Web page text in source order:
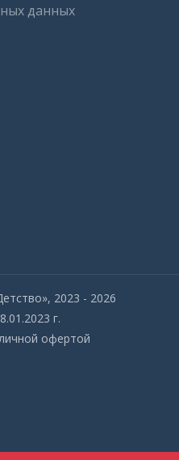
данных
2023 - 2026
г.
офертой